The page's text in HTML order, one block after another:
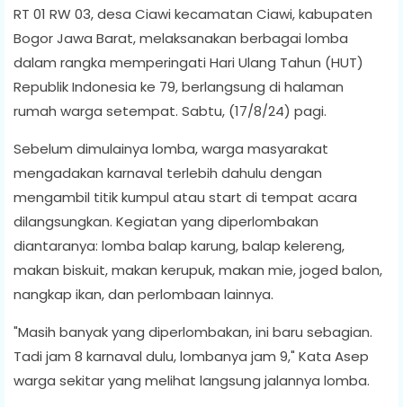
RT 01 RW 03, desa Ciawi kecamatan Ciawi, kabupaten
Bogor Jawa Barat, melaksanakan berbagai lomba
dalam rangka memperingati Hari Ulang Tahun (HUT)
Republik Indonesia ke 79, berlangsung di halaman
rumah warga setempat. Sabtu, (17/8/24) pagi.
Sebelum dimulainya lomba, warga masyarakat
mengadakan karnaval terlebih dahulu dengan
mengambil titik kumpul atau start di tempat acara
dilangsungkan. Kegiatan yang diperlombakan
diantaranya: lomba balap karung, balap kelereng,
makan biskuit, makan kerupuk, makan mie, joged balon,
nangkap ikan, dan perlombaan lainnya.
"Masih banyak yang diperlombakan, ini baru sebagian.
Tadi jam 8 karnaval dulu, lombanya jam 9," Kata Asep
warga sekitar yang melihat langsung jalannya lomba.